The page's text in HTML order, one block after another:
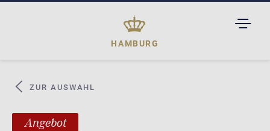
HAMBURG
ZUR AUSWAHL
Angebot